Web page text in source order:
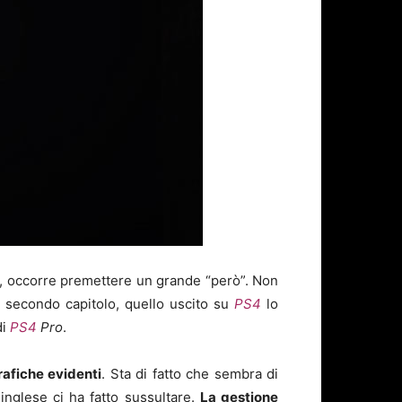
occorre premettere un grande “però”. Non
secondo capitolo, quello uscito su PS4 lo
PS4 Pro.
evidenti. Sta di fatto che sembra di
ci ha fatto sussultare. La gestione